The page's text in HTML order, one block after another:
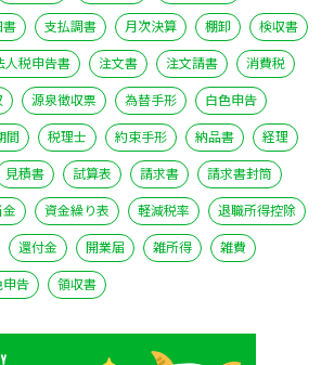
書 支払調書 月次決算 棚卸
検収書
人税申告書 注文書 注文請書
消費税
源泉徴収票 為替手形
白色申告
間 税理士 約束手形 納品書
経理
見積書 試算表 請求書
請求書封筒
資金繰り表 軽減税率
退職所得控除
還付金 開業届 雑所得
雑費
申告 領収書